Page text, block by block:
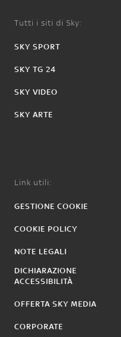
Tutti i siti di Sky:
SKY SPORT
SKY TG 24
SKY VIDEO
SKY ARTE
Link utili:
GESTIONE COOKIE
COOKIE POLICY
NOTE LEGALI
DICHIARAZIONE
ACCESSIBILITÀ
OFFERTA SKY MEDIA
CORPORATE